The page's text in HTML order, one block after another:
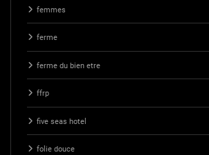
femmes
ferme
ferme du bien etre
ffrp
five seas hotel
folie douce